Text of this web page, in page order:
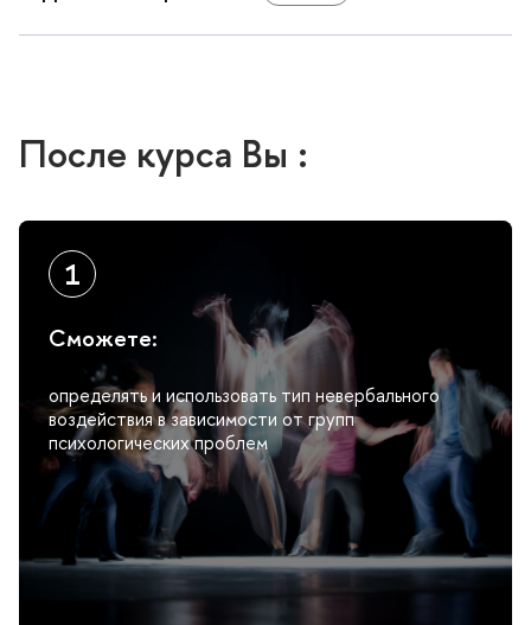
После курса Вы :
Сможете:
определять и использовать тип невербального
оздействия в зависимости от групп
психологических проблем